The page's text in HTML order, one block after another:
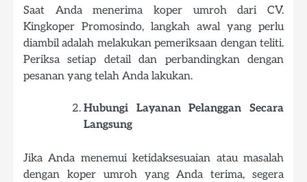
Saat Anda menerima koper umroh dari CV.
Kingkoper Promosindo, langkah awal yang perlu
diambil adalah melakukan pemeriksaan dengan teliti.
Periksa setiap detail dan perbandingkan dengan
pesanan yang telah Anda lakukan.
Hubungi Layanan Pelanggan Secara
Langsung
Jika Anda menemui ketidaksesuaian atau masalah
dengan koper umroh yang Anda terima, segera